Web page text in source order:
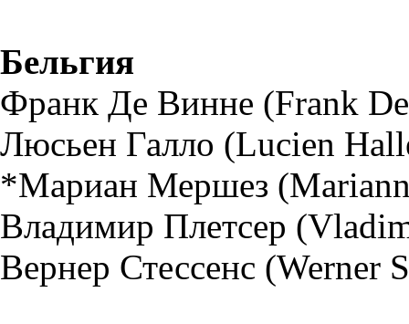
Бельгия
Франк Де Винне (Frank
Люсьен Галло (Lucien
*Мариан Мершез
Владимир Плетсер
Вернер Стессенс (Werner